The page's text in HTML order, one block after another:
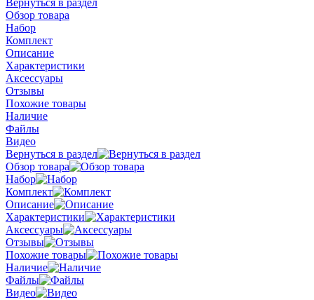
Вернуться в раздел
Обзор товара
Набор
Комплект
Описание
Характеристики
Аксессуары
Отзывы
Похожие товары
Наличие
Файлы
Видео
Вернуться в раздел
Обзор товара
Набор
Комплект
Описание
Характеристики
Аксессуары
Отзывы
Похожие товары
Наличие
Файлы
Видео